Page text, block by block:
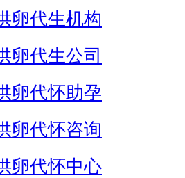
卵代生机构
卵代生公司
卵代怀助孕
卵代怀咨询
卵代怀中心